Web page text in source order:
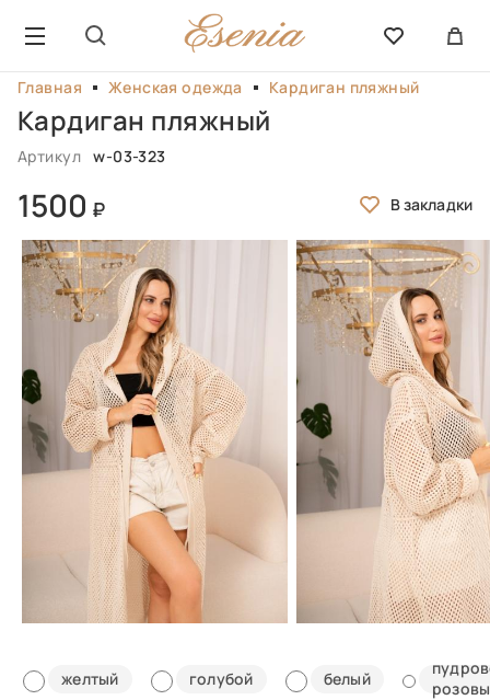
Главная Женская одежда Кардиган пляжный
Кардиган пляжный
Артикул w-03-323
1500
желтый голубой белый